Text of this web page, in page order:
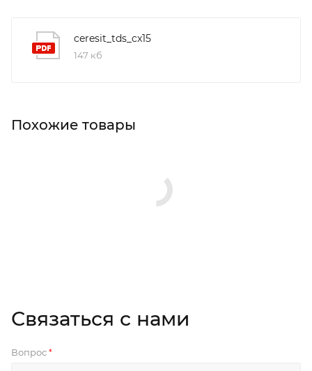
ceresit_tds_cx15
147 кб
Похожие товары
Связаться с нами
Вопрос *